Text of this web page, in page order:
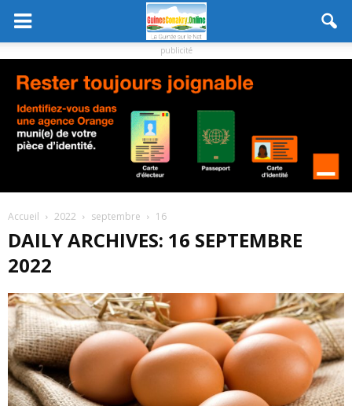
publicité
Accueil 2022 septembre 16
DAILY ARCHIVES: 16 SEPTEMBRE
2022